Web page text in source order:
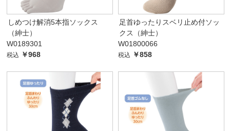
しめつけ解消5本指ソックス
（紳士）
W0189301
税込 ￥968
足首ゆったりスベリ止め付ソッ
クス（紳士）
W01800066
税込 ￥858